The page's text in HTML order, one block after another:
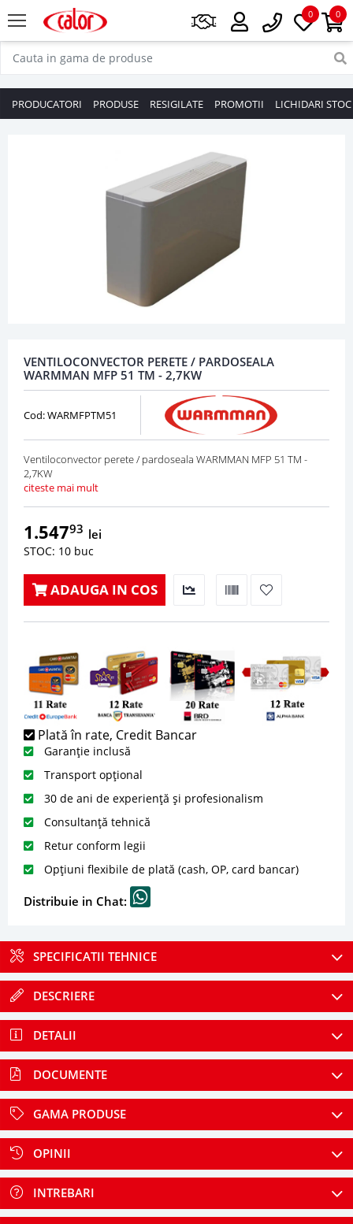
0
0
PRODUCATORI PRODUSE RESIGILATE PROMOTII LICHIDARI STOC
VENTILOCONVECTOR PERETE / PARDOSEALA
WARMMAN MFP 51 TM - 2,7KW
Cod: WARMFPTM51
Ventiloconvector perete / pardoseala WARMMAN MFP 51 TM -
2,7KW
citeste mai mult
1.54793 lei
STOC: 10 buc
ADAUGA IN COS
Plată în rate, Credit Bancar
Garanție inclusă
Transport opțional
30 de ani de experiență și profesionalism
Consultanță tehnică
Retur conform legii
Opțiuni flexibile de plată (cash, OP, card bancar)
Distribuie in Chat:
SPECIFICATII TEHNICE
DESCRIERE
DETALII
DOCUMENTE
GAMA PRODUSE
OPINII
INTREBARI